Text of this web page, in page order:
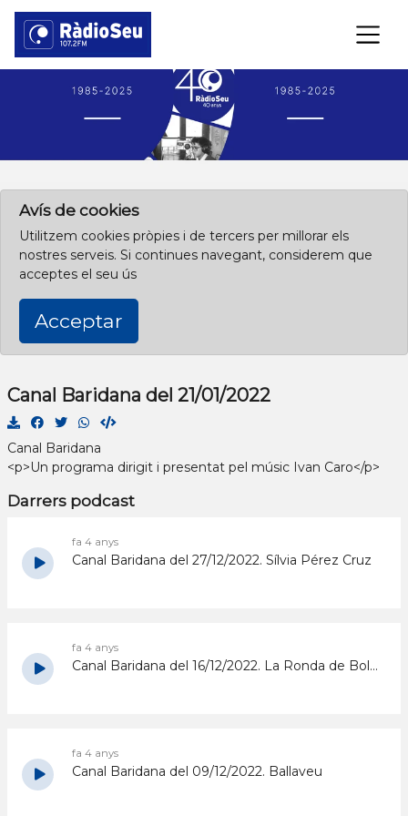
×
Clica aquí per començar des de l'inici
Avís de cookies
Utilitzem cookies pròpies i de tercers per millorar els
nostres serveis. Si continues navegant, considerem que
acceptes el seu ús
Acceptar
Canal Baridana del 21/01/2022
Canal Baridana
<p>Un programa dirigit i presentat pel músic Ivan Caro</p>
Darrers podcast
fa 4 anys
Canal Baridana del 27/12/2022. Sílvia Pérez Cruz
fa 4 anys
Canal Baridana del 16/12/2022. La Ronda de Boltaña
fa 4 anys
Canal Baridana del 09/12/2022. Ballaveu